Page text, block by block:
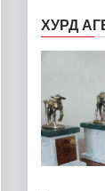
ХУРД